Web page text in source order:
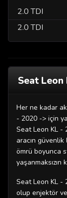
2.0 TDI
2.0 TDI
Seat Leon
Her ne kadar
- 2020 -> için
Seat Leon KL -
aracın
ömrü boyunca
yaşanmaksızın
Seat Leon KL -
olup enjektör